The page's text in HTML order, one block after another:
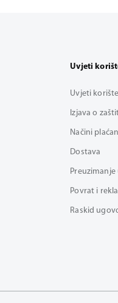
Uvjeti
Uvjeti
Izjava o
Načini
Dostava
Povrat i
Raskid